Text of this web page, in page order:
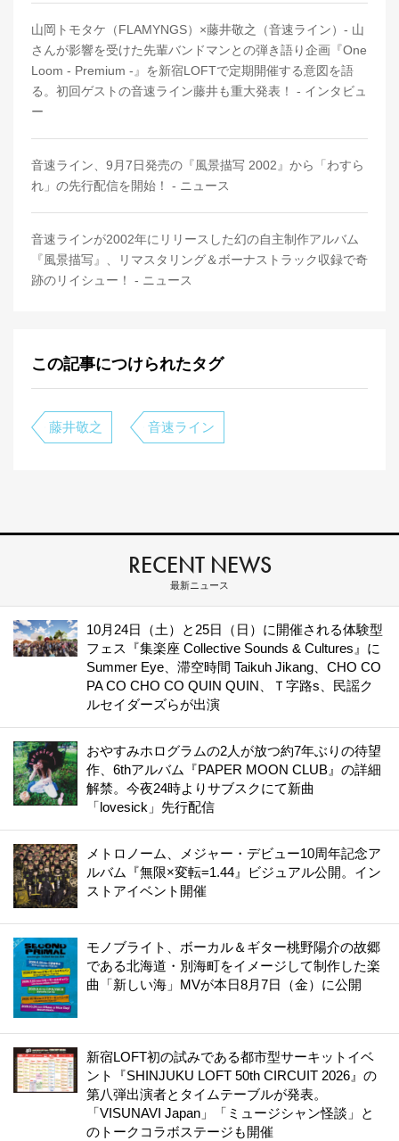
山岡トモタケ（FLAMYNGS）×藤井敬之（音速ライン）- 山
さんが影響を受けた先輩バンドマンとの弾き語り企画『One
Loom - Premium -』を新宿LOFTで定期開催する意図を語
る。初回ゲストの音速ライン藤井も重大発表！ - インタビュ
ー
音速ライン、9月7日発売の『風景描写 2002』から「わすら
れ」の先行配信を開始！ - ニュース
音速ラインが2002年にリリースした幻の自主制作アルバム
『風景描写』、リマスタリング＆ボーナストラック収録で奇
跡のリイシュー！ - ニュース
この記事につけられたタグ
藤井敬之 音速ライン
RECENT NEWS
最新ニュース
10月24日（土）と25日（日）に開催される体験型
フェス『集楽座 Collective Sounds & Cultures』に
Summer Eye、滞空時間 Taikuh Jikang、CHO CO
PA CO CHO CO QUIN QUIN、Ｔ字路s、民謡ク
ルセイダーズらが出演
おやすみホログラムの2人が放つ約7年ぶりの待望
作、6thアルバム『PAPER MOON CLUB』の詳細
解禁。今夜24時よりサブスクにて新曲
「lovesick」先行配信
メトロノーム、メジャー・デビュー10周年記念ア
ルバム『無限×変転=1.44』ビジュアル公開。イン
ストアイベント開催
モノブライト、ボーカル＆ギター桃野陽介の故郷
である北海道・別海町をイメージして制作した楽
曲「新しい海」MVが本日8月7日（金）に公開
新宿LOFT初の試みである都市型サーキットイベ
ント『SHINJUKU LOFT 50th CIRCUIT 2026』の
第八弾出演者とタイムテーブルが発表。
「VISUNAVI Japan」「ミュージシャン怪談」と
のトークコラボステージも開催